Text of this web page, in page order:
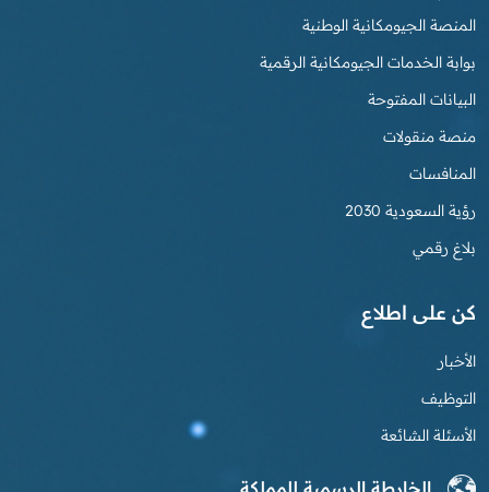
المنصة الجيومكانية الوطنية
بوابة الخدمات الجيومكانية الرقمية
البيانات المفتوحة
منصة منقولات
المنافسات
رؤية السعودية 2030
بلاغ رقمي
كن على اطلاع
الأخبار
التوظيف
الأسئلة الشائعة
الخارطة الرسمية للمملكة